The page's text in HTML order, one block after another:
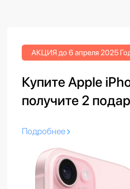
АКЦИЯ до 6 апреля 2025
Купите Apple
получите 2
Подробнее